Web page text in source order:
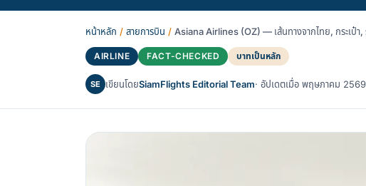
หน้าหลัก / สายการบิน / Asiana Airlines (OZ) — เส้นทางจากไทย, กระเป๋า,
AIRLINE FACT-CHECKED บาทเป็นหลัก
SE เขียนโดยSiamFlights Editorial Team· อัปเดตเมื่อ พฤษภาคม 2569